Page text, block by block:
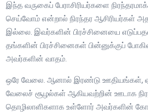
இந்த வருகைப் பேராசிரியர்களை
செய்வோம் என்றால் நிரந்தர ஆசிரியர்கள்
இல்லை. இவர்களின் பிரச்சினையை
தங்களின் பிரச்சினைகள் பின்னுக்குப்
அவர்களின் வாதம்.
ஒரே வேலை. ஆனால் இரண்டு ஊதியங்கள்,
வேலைச் சூழல்கள் ஆகியவற்றின் ஊடாக
தொழிலாளிகளாக உள்ளோர் அவர்களின்